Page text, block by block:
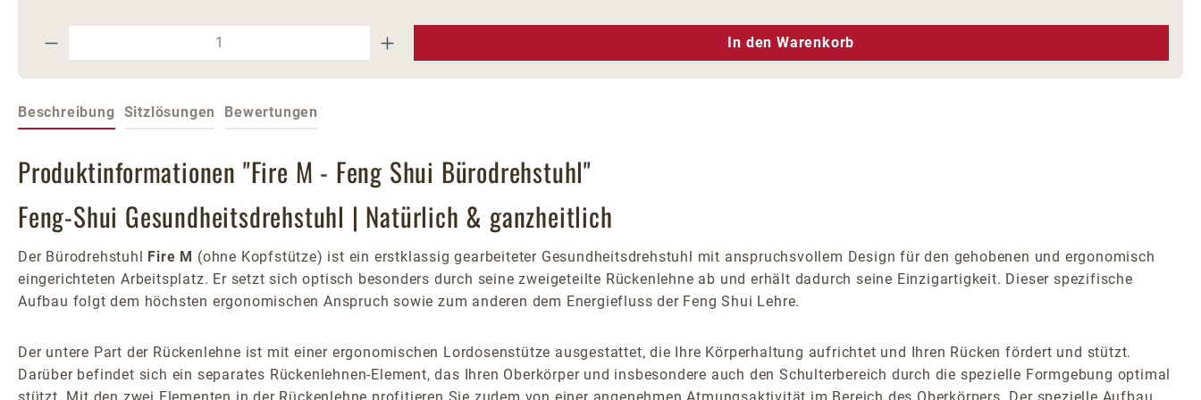
Produkt Anzahl: Gib den gewünschten Wert ein oder benutze die Schaltflächen um die Anzahl zu erhöhen oder zu
In den Warenkorb
Beschreibung Sitzlösungen Bewertungen
Produktinformationen "Fire M - Feng Shui Bürodrehstuhl"
Feng-Shui Gesundheitsdrehstuhl | Natürlich & ganzheitlich
Der Bürodrehstuhl Fire M (ohne Kopfstütze) ist ein erstklassig gearbeiteter Gesundheitsdrehstuhl mit anspruchsvollem Design für den gehobenen und ergonomisch
eingerichteten Arbeitsplatz. Er setzt sich optisch besonders durch seine zweigeteilte Rückenlehne ab und erhält dadurch seine Einzigartigkeit. Dieser spezifische
Aufbau folgt dem höchsten ergonomischen Anspruch sowie zum anderen dem Energiefluss der Feng Shui Lehre.
Der untere Part der Rückenlehne ist mit einer ergonomischen Lordosenstütze ausgestattet, die Ihre Körperhaltung aufrichtet und Ihren Rücken fördert und stützt.
Darüber befindet sich ein separates Rückenlehnen-Element, das Ihren Oberkörper und insbesondere auch den Schulterbereich durch die spezielle Formgebung optimal
stützt. Mit den zwei Elementen in der Rückenlehne profitieren Sie zudem von einer angenehmen Atmungsaktivität im Bereich des Oberkörpers. Der spezielle Aufbau